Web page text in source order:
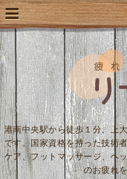
港南中央駅から徒歩１分、上
です。国家資格を持った技術
ケア、フットマッサージ、ヘ
のお疲れ